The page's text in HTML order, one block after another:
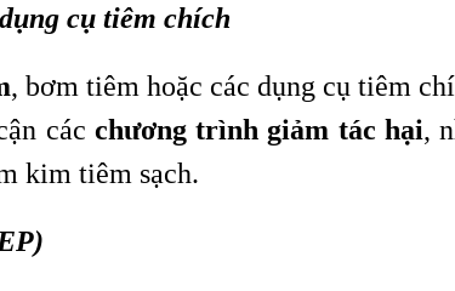
cụ tiêm chích
, bơm tiêm hoặc các dụng cụ tiêm
các chương trình giảm tác hại,
kim tiêm sạch.